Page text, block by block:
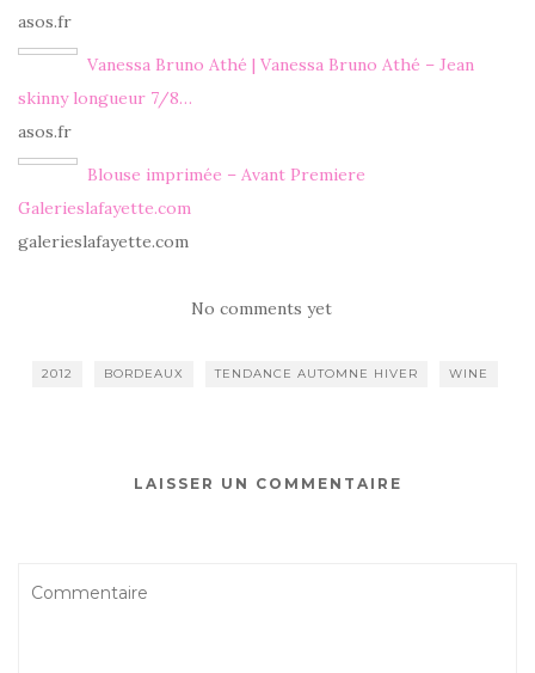
asos.fr
Vanessa Bruno Athé | Vanessa Bruno Athé – Jean
skinny longueur 7/8…
asos.fr
Blouse imprimée – Avant Premiere
Galerieslafayette.com
galerieslafayette.com
No comments yet
2012 BORDEAUX TENDANCE AUTOMNE HIVER WINE
LAISSER UN COMMENTAIRE